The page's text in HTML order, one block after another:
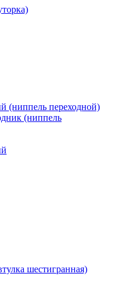
(ниппель переходной)
(ниппель
шестигранная)